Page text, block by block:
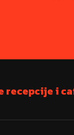
recepcije i